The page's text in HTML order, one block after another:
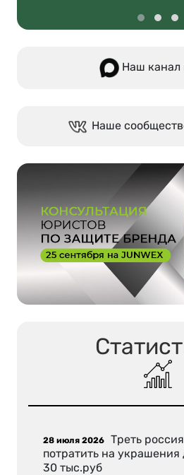
Наш
Наше
28 июля 2026 Треть
потратить на украшения
30 тыс.руб